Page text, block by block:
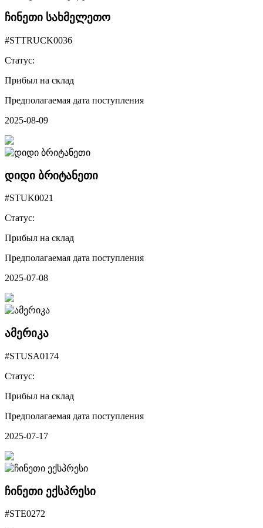
ჩინეთი სახმელეთო
#STTRUCK0036
Статус:
Прибыл на склад
Предполагаемая дата поступления
2025-08-09
დიდი ბრიტანეთი
#STUK0021
Статус:
Прибыл на склад
Предполагаемая дата поступления
2025-07-08
ამერიკა
#STUSA0174
Статус:
Прибыл на склад
Предполагаемая дата поступления
2025-07-17
ჩინეთი ექსპრესი
#STE0272